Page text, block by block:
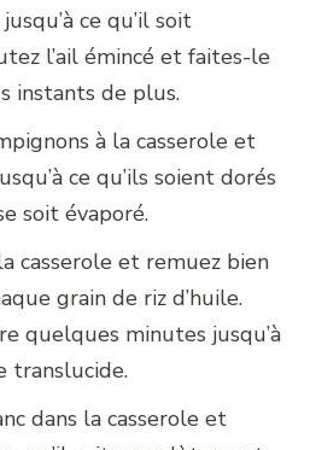
ce qu’il soit
l’ail émincé et faites-le
instants de plus.
à la casserole et
ce qu’ils soient dorés
soit évaporé.
casserole et remuez bien
grain de riz d’huile.
quelques minutes jusqu’à
translucide.
dans la casserole et